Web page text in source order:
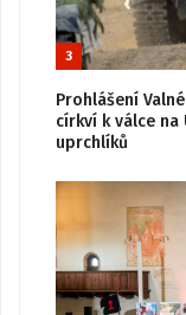
3
Prohlášení
církví k válce na
uprchlíků